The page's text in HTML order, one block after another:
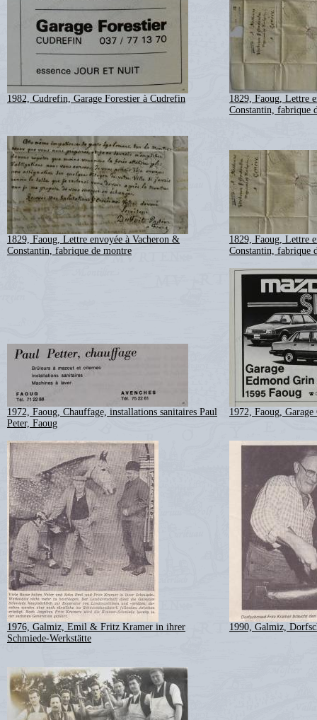
1982, Cudrefin, Garage Forestier à Cudrefin
1829, Faoug, Lettre
Constantin, fabrique
1829, Faoug, Lettre envoyée à Vacheron &
Constantin, fabrique de montre
1829, Faoug, Lettre
Constantin, fabrique
1972, Faoug, Chauffage, installations sanitaires Paul
Peter, Faoug
1972, Faoug,
1976, Galmiz, Emil & Fritz Kramer in ihrer
Schmiede-Werkstätte
1990, Galmiz,